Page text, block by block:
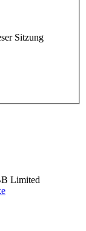
Sitzung
Limited